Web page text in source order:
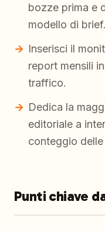
bozze prima e
modello di brief.
Inserisci il
report mensili
traffico.
Dedica la
editoriale a
conteggio delle
Punti chiave